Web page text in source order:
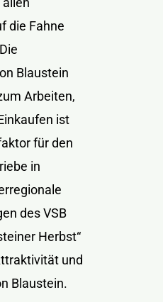
die Fahne
Blaustein
Arbeiten,
ist
für den
in
des VSB
Herbst“
und
Blaustein.